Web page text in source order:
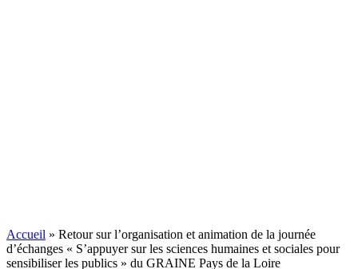
animation de la journée
Accueil » Retour sur l’organisation et animation de la journée
d’échanges « S’appuyer sur les sciences humaines et sociales pour
sensibiliser les publics » du GRAINE Pays de la Loire